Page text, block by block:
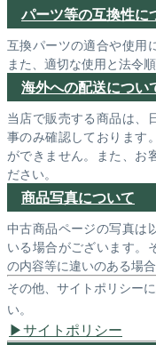
パーツ等の互換性に
互換パーツの適合や使用
また、適切な使用と法令
海外への配送につい
当店で販売する商品は、
事のみ確認しております
ができません。また、お
ださい。
商品写真について
中古商品ページの写真は
いる場合がございます。
の内容等に違いのある場
その他、サイトポリシー
い。
サイトポリシー